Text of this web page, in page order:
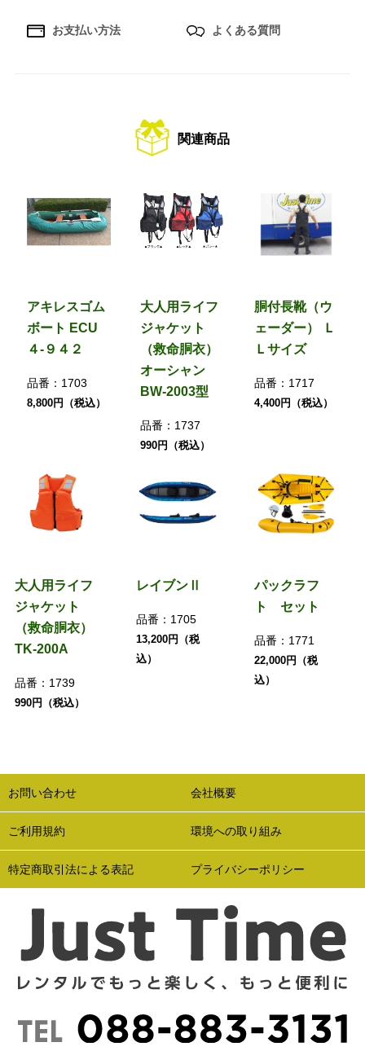
お支払い方法 よくある質問
関連商品
アキレスゴム
ボート ECU
４-９４２
品番： 1703
8,800円（税込）
大人用ライフ
ジャケット
（救命胴衣）
オーシャン
BW-2003型
品番： 1737
990円（税込）
胴付長靴（ウ
ェーダー） Ｌ
Ｌサイズ
品番： 1717
4,400円（税込）
大人用ライフ
ジャケット
（救命胴衣）
TK-200A
品番： 1739
990円（税込）
レイブンⅡ
品番： 1705
13,200円（税
込）
パックラフ
ト セット
品番： 1771
22,000円（税
込）
お問い合わせ 会社概要
ご利用規約 環境への取り組み
特定商取引法による表記 プライバシーポリシー